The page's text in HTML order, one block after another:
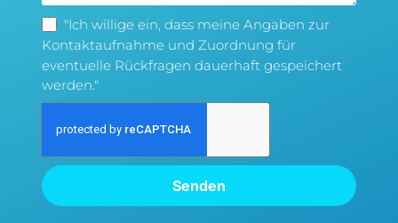
"Ich willige ein, dass meine Angaben zur
Kontaktaufnahme und Zuordnung für
eventuelle Rückfragen dauerhaft gespeichert
werden."
Senden